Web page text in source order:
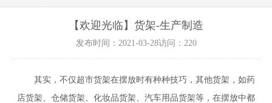
【欢迎光临】货架-生产制造
发布时间：2021-03-28访问：220
其实，不仅超市货架在摆放时有种种技巧，其他货架，如药
店货架、仓储货架、化妆品货架、汽车用品货架等，在摆放中都